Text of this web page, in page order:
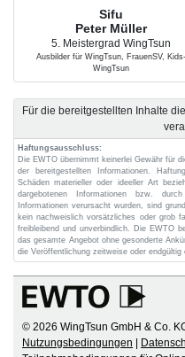
Sifu
Peter Müller
5. Meistergrad WingTsun
Ausbilder für WingTsun, FrauenSV, Kids-
WingTsun
Für die bereitgestellten Inhalte
Haftungsausschluss:
Die EWTO übernimmt keinerlei Gewähr für
der bereitgestellten Informationen.
Schäden materieller oder ideeller Art
dargebotenen Informationen bzw.
Informationen verursacht wurden, sind
kein nachweislich vorsätzliches oder grob
freibleibend und unverbindlich. Die EWTO
das gesamte Angebot ohne gesonderte
die Veröffentlichung zeitweise oder endgültig
© 2026 WingTsun GmbH & Co.
Nutzungsbedingungen